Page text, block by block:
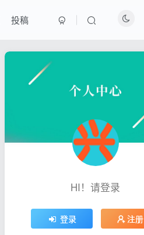
投稿
HI！请登录
登录 注册